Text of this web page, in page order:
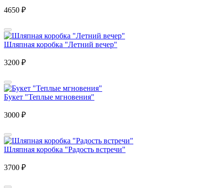
4650 ₽
Шляпная коробка "Летний вечер"
3200 ₽
Букет "Теплые мгновения"
3000 ₽
Шляпная коробка "Радость встречи"
3700 ₽